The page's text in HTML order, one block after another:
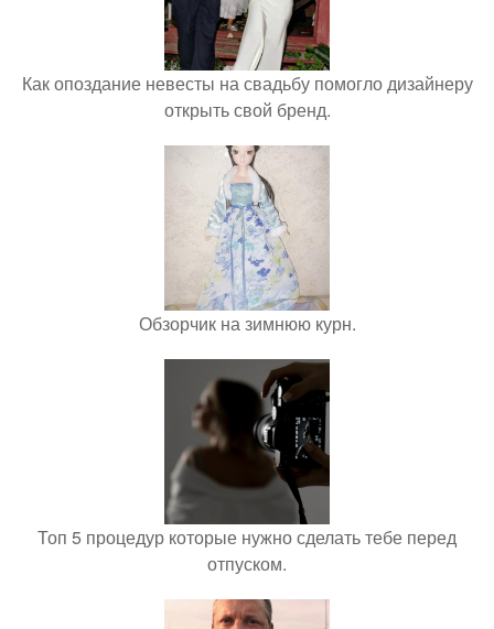
Как опоздание невесты на свадьбу помогло дизайнеру
открыть свой бренд.
Обзорчик на зимнюю курн.
Топ 5 процедур которые нужно сделать тебе перед
отпуском.